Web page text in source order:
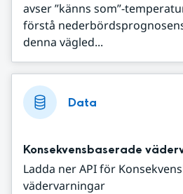
avser ”känns som”-
förstå
denna vägled...
Data
Konsekvensbaserade
Ladda ner API för
vädervarningar